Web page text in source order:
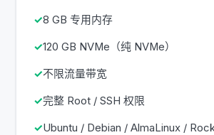
8 GB 专用内存
120 GB NVMe（纯 NVMe）
不限流量带宽
完整 Root / SSH 权限
Ubuntu / Debian / AlmaLinux /